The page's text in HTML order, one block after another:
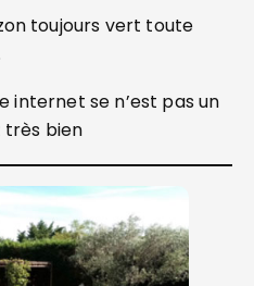
toujours vert toute
internet se n’est pas un
très bien